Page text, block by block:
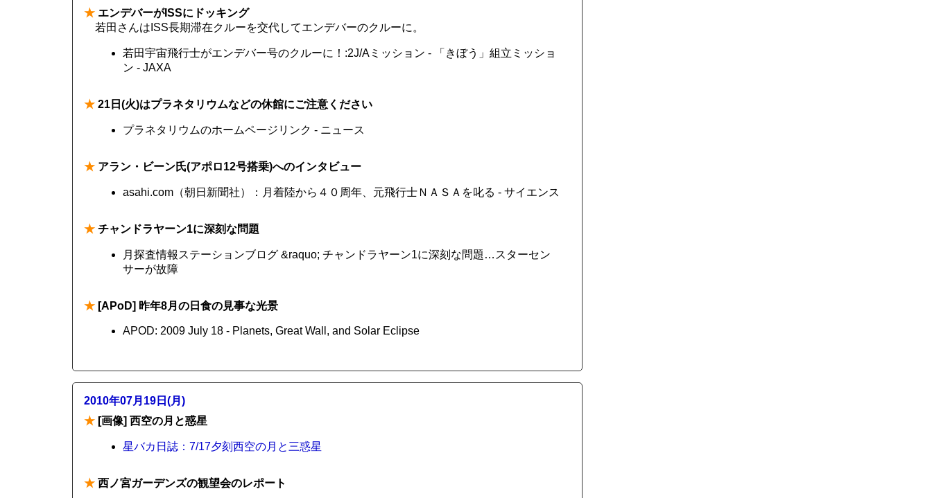
★ エンデバーがISSにドッキング
若田さんはISS長期滞在クルーを交代してエンデバーのクルーに。
若田宇宙飛行士がエンデバー号のクルーに！:2J/Aミッション - 「きぼう」組立ミッショ
ン - JAXA
★ 21日(火)はプラネタリウムなどの休館にご注意ください
プラネタリウムのホームページリンク - ニュース
★ アラン・ビーン氏(アポロ12号搭乗)へのインタビュー
asahi.com（朝日新聞社）：月着陸から４０周年、元飛行士ＮＡＳＡを叱る - サイエンス
★ チャンドラヤーン1に深刻な問題
月探査情報ステーションブログ &raquo; チャンドラヤーン1に深刻な問題…スターセン
サーが故障
★ [APoD] 昨年8月の日食の見事な光景
APOD: 2009 July 18 - Planets, Great Wall, and Solar Eclipse
2010年07月19日(月)
★ [画像] 西空の月と惑星
星バカ日誌：7/17夕刻西空の月と三惑星
★ 西ノ宮ガーデンズの観望会のレポート